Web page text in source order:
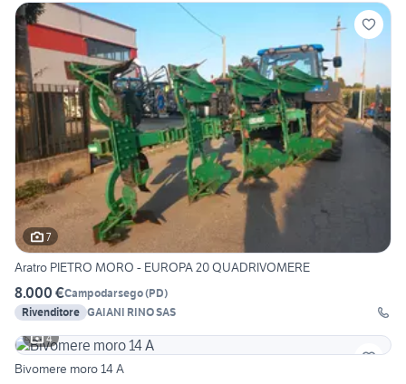
7
Aratro PIETRO MORO - EUROPA 20 QUADRIVOMERE
8.000 €Campodarsego(PD)
Rivenditore GAIANI RINO SAS
4
Bivomere moro 14 A